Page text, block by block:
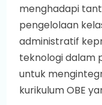
menghadapi
pengelolaan
administratif
teknologi dalam
untuk
kurikulum OBE